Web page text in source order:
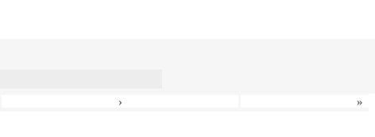
› »